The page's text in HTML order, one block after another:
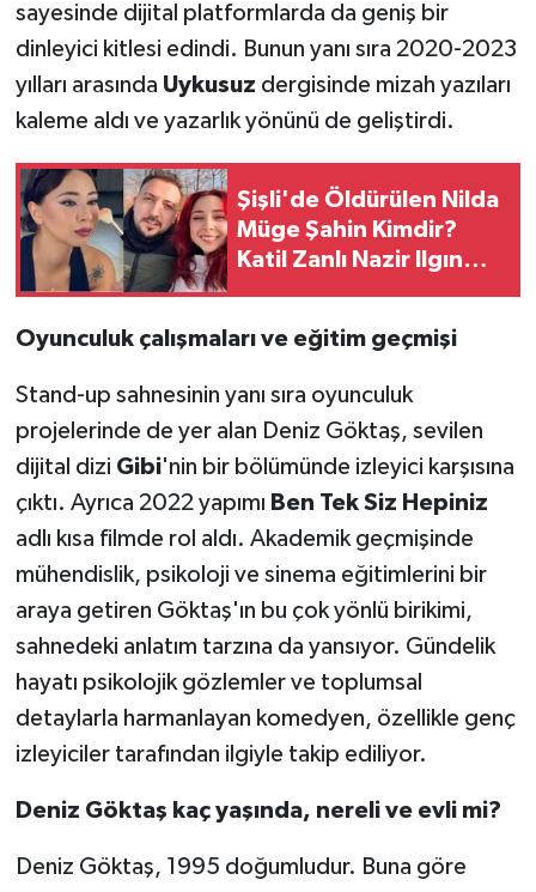
sayesinde dijital platformlarda da geniş bir
dinleyici kitlesi edindi. Bunun yanı sıra 2020-2023
yılları arasında Uykusuz dergisinde mizah yazıları
kaleme aldı ve yazarlık yönünü de geliştirdi.
Şişli'de Öldürülen Nilda
Müge Şahin Kimdir?
Katil Zanlı Nazir Ilgın
Oyunculuk çalışmaları ve eğitim geçmişi
Stand-up sahnesinin yanı sıra oyunculuk
projelerinde de yer alan Deniz Göktaş, sevilen
dijital dizi Gibi'nin bir bölümünde izleyici karşısına
çıktı. Ayrıca 2022 yapımı Ben Tek Siz Hepiniz
adlı kısa filmde rol aldı. Akademik geçmişinde
mühendislik, psikoloji ve sinema eğitimlerini bir
araya getiren Göktaş'ın bu çok yönlü birikimi,
sahnedeki anlatım tarzına da yansıyor. Gündelik
hayatı psikolojik gözlemler ve toplumsal
detaylarla harmanlayan komedyen, özellikle genç
izleyiciler tarafından ilgiyle takip ediliyor.
Deniz Göktaş kaç yaşında, nereli ve evli mi?
Deniz Göktaş, 1995 doğumludur. Buna göre